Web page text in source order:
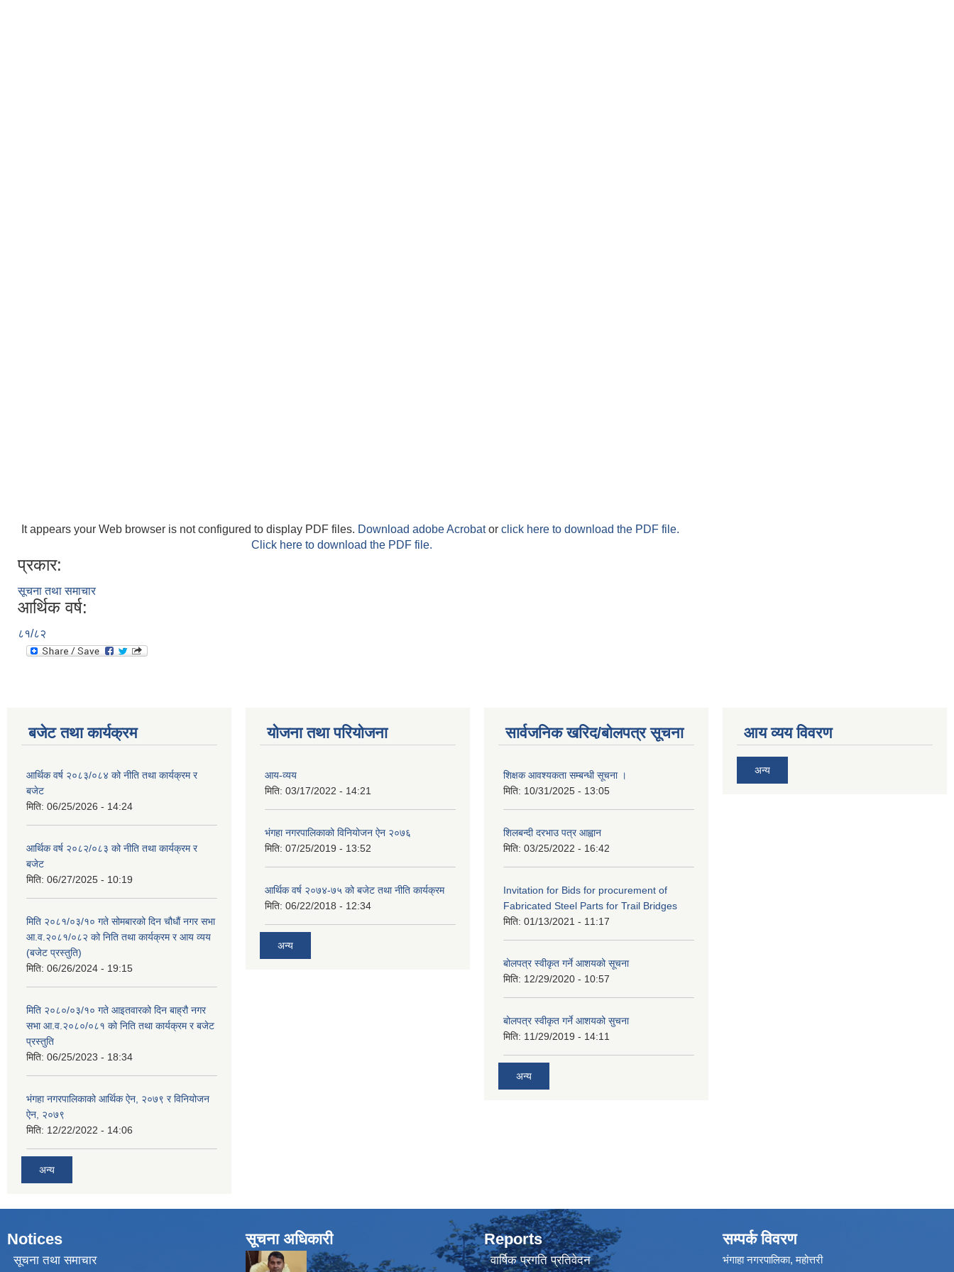
It appears your Web browser is not configured to display PDF files. Download adobe Acrobator click here to download the PDF file.
Click here to download the PDF file.
प्रकार:
सूचना तथा समाचार
आर्थिक वर्ष:
८१/८२
बजेट तथा कार्यक्रम
आर्थिक वर्ष २०८३/०८४ को नीति तथा कार्यक्रम र
बजेट
मिति: 06/25/2026 - 14:24
आर्थिक वर्ष २०८२/०८३ को नीति तथा कार्यक्रम र
बजेट
मिति: 06/27/2025 - 10:19
मिति २०८१/०३/१० गते सोमबारको दिन चौधौं नगर सभा
आ.व.२०८१/०८२ को निति तथा कार्यक्रम र आय व्यय
(बजेट प्रस्तुति)
मिति: 06/26/2024 - 19:15
मिति २०८०/०३/१० गते आइतवारको दिन बाह्रौ नगर
सभा आ.व.२०८०/०८१ को निति तथा कार्यक्रम र बजेट
प्रस्तुति
मिति: 06/25/2023 - 18:34
भंगहा नगरपालिकाको आर्थिक ऐन, २०७९ र विनियोजन
ऐन, २०७९
मिति: 12/22/2022 - 14:06
अन्य
योजना तथा परियोजना
आय-व्यय
मिति: 03/17/2022 - 14:21
भंगहा नगरपालिकाको विनियोजन ऐन २०७६
मिति: 07/25/2019 - 13:52
आर्थिक वर्ष २०७४-७५ को बजेट तथा नीति कार्यक्रम
मिति: 06/22/2018 - 12:34
अन्य
सार्वजनिक खरिद/बोलपत्र सूचना
शिक्षक आवश्यकता सम्बन्धी सूचना ।
मिति: 10/31/2025 - 13:05
शिलबन्दी दरभाउ पत्र आह्वान
मिति: 03/25/2022 - 16:42
Invitation for Bids for procurement of
Fabricated Steel Parts for Trail Bridges
मिति: 01/13/2021 - 11:17
बोलपत्र स्वीकृत गर्ने आशयको सूचना
मिति: 12/29/2020 - 10:57
बोलपत्र स्वीकृत गर्ने आशयको सुचना
मिति: 11/29/2019 - 14:11
अन्य
आय व्यय विवरण
अन्य
Notices
सूचना तथा समाचार
सूचना अधिकारी Reports
वार्षिक प्रगति प्रतिवेदन
सम्पर्क विवरण
भंगाहा नगरपालिका, महोत्तरी